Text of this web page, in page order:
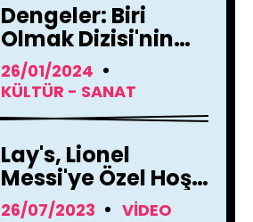
Dengeler: Biri
Olmak Dizisi'nin
Çekimleri Başladı !
26/01/2024
KÜLTÜR - SANAT
Lay's, Lionel
Messi'ye Özel Hoş
Geldin Mesajı!
26/07/2023 VIDEO